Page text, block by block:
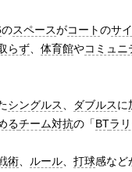
のスペースがコートのサ
らず、 体育館やコミュニ
シングルス ダブルスに
るチーム対抗の「BTラ
術、 ルール、 打球感など